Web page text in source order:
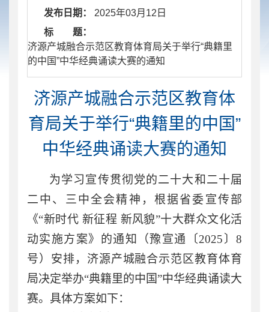
发布日期：
2025年03月12日
标 题：
​ 济源产城融合示范区教育体育局关于举行“典籍里
的中国”中华经典诵读大赛的通知
济源产城融合示范区教育体
育局关于举行“典籍里的中国”
中华经典诵读大赛的通知
为学习宣传贯彻党的二十大和二十届
二中、三中全会精神，根据省委宣传部
《“新时代 新征程 新风貌”十大群众文化活
动实施方案》的通知（豫宣通〔2025〕8
号）安排，济源产城融合示范区教育体育
局决定举办“典籍里的中国”中华经典诵读大
赛。具体方案如下：